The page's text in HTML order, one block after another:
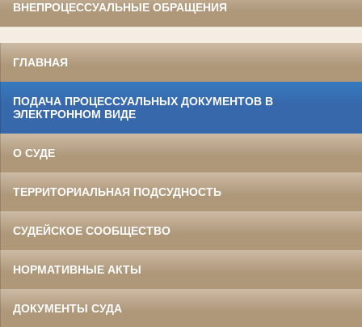
ВНЕПРОЦЕССУАЛЬНЫЕ ОБРАЩЕНИЯ
ГЛАВНАЯ
ПОДАЧА ПРОЦЕССУАЛЬНЫХ ДОКУМЕНТОВ В
ЭЛЕКТРОННОМ ВИДЕ
О СУДЕ
ТЕРРИТОРИАЛЬНАЯ ПОДСУДНОСТЬ
СУДЕЙСКОЕ СООБЩЕСТВО
НОРМАТИВНЫЕ АКТЫ
ДОКУМЕНТЫ СУДА